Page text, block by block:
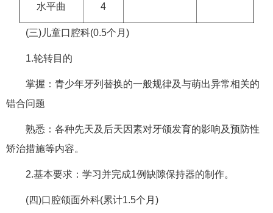
水平曲 4
(三)儿童口腔科(0.5个月)
1.轮转目的
掌握：青少年牙列替换的一般规律及与萌出异常相关的
错合问题
熟悉：各种先天及后天因素对牙颌发育的影响及预防性
矫治措施等内容。
2.基本要求：学习并完成1例缺隙保持器的制作。
(四)口腔颌面外科(累计1.5个月)